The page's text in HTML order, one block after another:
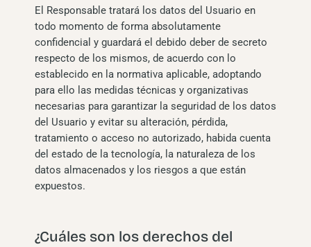
El Responsable tratará los datos del Usuario en
todo momento de forma absolutamente
confidencial y guardará el debido deber de secreto
respecto de los mismos, de acuerdo con lo
establecido en la normativa aplicable, adoptando
para ello las medidas técnicas y organizativas
necesarias para garantizar la seguridad de los datos
del Usuario y evitar su alteración, pérdida,
tratamiento o acceso no autorizado, habida cuenta
del estado de la tecnología, la naturaleza de los
datos almacenados y los riesgos a que están
expuestos.
¿Cuáles son los derechos del